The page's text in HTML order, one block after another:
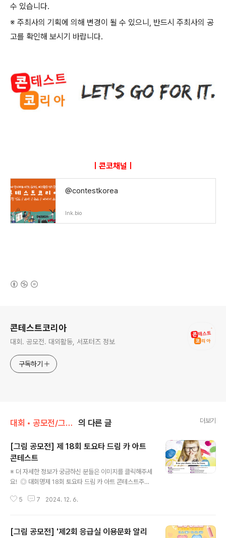
수 있습니다.
※ 주최사의 기획에 의해 변경이 될 수 있으니 , 반드시 주최사의 공
고를 확인해 보시기 바랍니다.
ㅣ콘코채널ㅣ
@contestkorea
lnk.bio
콘테스트코리아
대회. 공모전. 대외활동, 서포터즈 정보
구독하기
대회 • 공모전/그림 • 미술 • 디자인 • 웹툰. 의 다른 글 더보기
[그림 공모전] 제 18회 토요타 드림 카 아트
콘테스트
※ 더 자세한 정보가 궁금하신 분들은 이미지를 클릭해주세
요! ◎ 대회명제 18회 토요타 드림 카 아트 콘테스트주제 :
주 어린이 및 청소년▪ 카테고리 1 : 만 8세 미만▪ 카테고리
생년월일 (만 16세 이상 응모 불가) ◎ 접수기간2024년 1
5 7 2024. 12. 6.
[그림 공모전] '제2회 응급실 이용문화 알리